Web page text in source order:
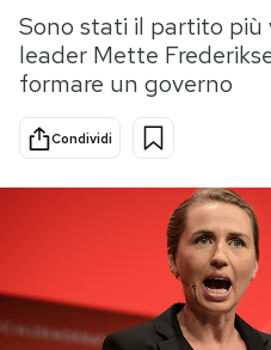
Tecnologia
Internet
Scienza
Cultura
Economia
PODCAST
Sono stati il partito più
leader Mette
formare un governo
Condividi